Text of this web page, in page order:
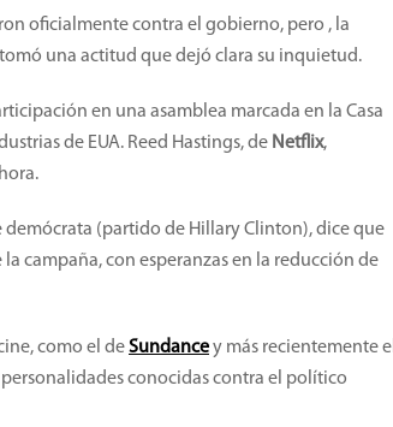
oficialmente contra el gobierno, pero , la
una actitud que dejó clara su inquietud.
en una asamblea marcada en la Casa
de EUA. Reed Hastings, de Netflix,
demócrata (partido de Hillary Clinton), dice que
campaña, con esperanzas en la reducción de
como el deSundancey más recientemente el
conocidas contra el político